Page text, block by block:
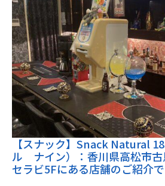
【スナック】Snack Natural
ル ナイン）：香川県高松市古
セラビ5Fにある店舗のご紹介